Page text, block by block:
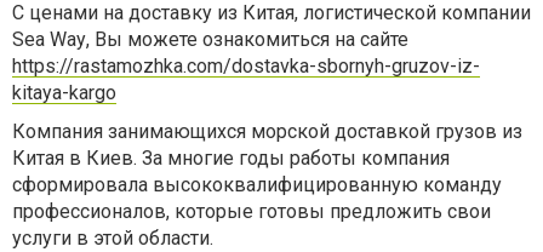
С ценами на доставку из Китая, логистической компании
Sea Way, Вы можете ознакомиться на сайте
https://rastamozhka.com/dostavka-sbornyh-gruzov-iz-
kitaya-kargo
Компания занимающихся морской доставкой грузов из
Китая в Киев. За многие годы работы компания
сформировала высококвалифицированную команду
профессионалов, которые готовы предложить свои
услуги в этой области.